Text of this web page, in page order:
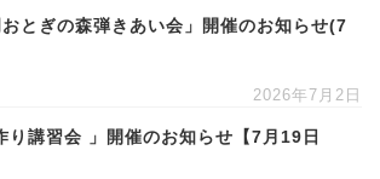
おとぎの森弾きあい会」開催のお知らせ(7
2026年7月2日
り講習会 」開催のお知らせ【7月19日